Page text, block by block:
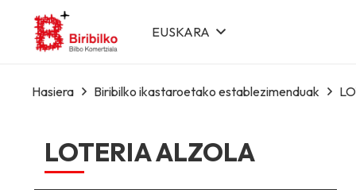
EUSKARA
Hasiera Biribilko ikastaroetako establezimenduak
LOTERIA ALZOLA